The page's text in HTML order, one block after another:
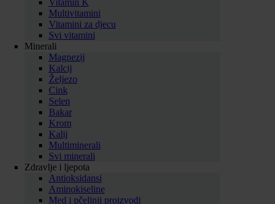
Vitamin K
Multivitamini
Vitamini za djecu
Svi vitamini
Minerali
Magnezij
Kalcij
Željezo
Cink
Selen
Bakar
Krom
Kalij
Multiminerali
Svi minerali
Zdravlje i ljepota
Antioksidansi
Aminokiseline
Med i pčelinji proizvodi